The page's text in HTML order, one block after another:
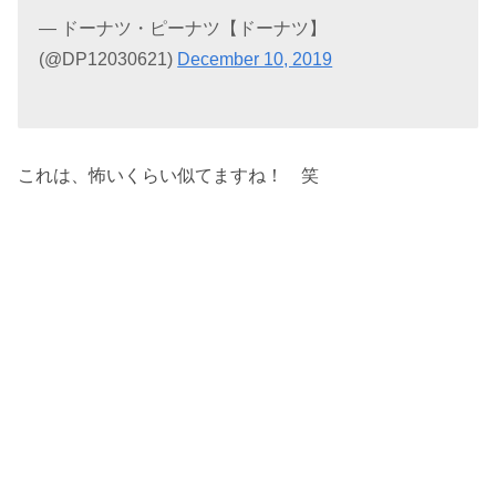
— ドーナツ・ピーナツ【ドーナツ】
(@DP12030621) December 10, 2019
これは、怖いくらい似てますね！ 笑